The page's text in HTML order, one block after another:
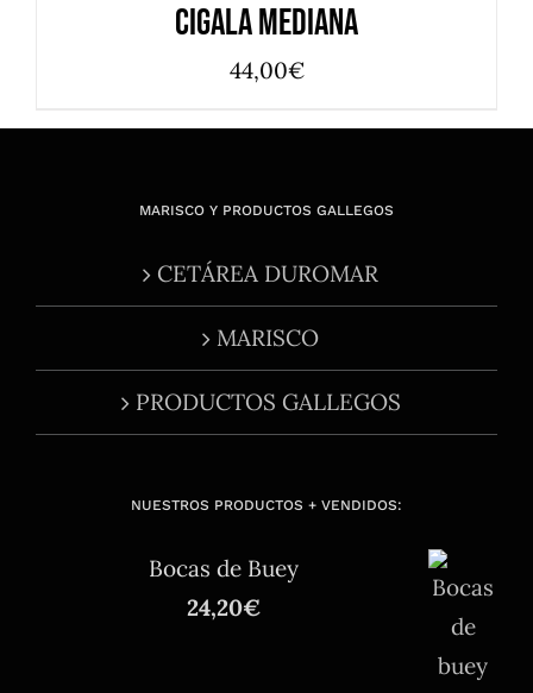
Cigala Mediana
44,00€
MARISCO Y PRODUCTOS GALLEGOS
CETÁREA DUROMAR
MARISCO
PRODUCTOS GALLEGOS
NUESTROS PRODUCTOS + VENDIDOS:
Bocas de Buey
24,20€